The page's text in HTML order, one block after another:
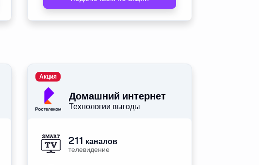
Домашний интернет
Технологии выгоды
Акция
211 каналов
телевидение